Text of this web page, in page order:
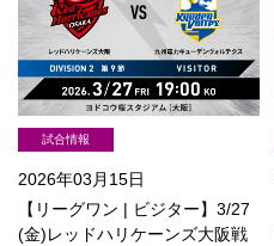
試合情報
2026年03月15日
【リーグワン | ビジター】3/27
(金)レッドハリケーンズ大阪戦